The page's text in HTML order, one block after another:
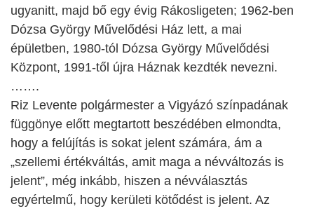
ugyanitt, majd bő egy évig Rákosligeten; 1962-ben
Dózsa György Művelődési Ház lett, a mai
épületben, 1980-tól Dózsa György Művelődési
Központ, 1991-től újra Háznak kezdték nevezni.
…….
Riz Levente polgármester a Vigyázó színpadának
függönye előtt megtartott beszédében elmondta,
hogy a felújítás is sokat jelent számára, ám a
„szellemi értékváltás, amit maga a névváltozás is
jelent”, még inkább, hiszen a névválasztás
egyértelmű, hogy kerületi kötődést is jelent. Az